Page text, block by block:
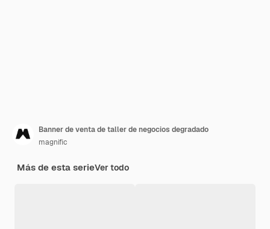
Banner de venta de taller de negocios degradado
magnific
Más de esta serieVer todo